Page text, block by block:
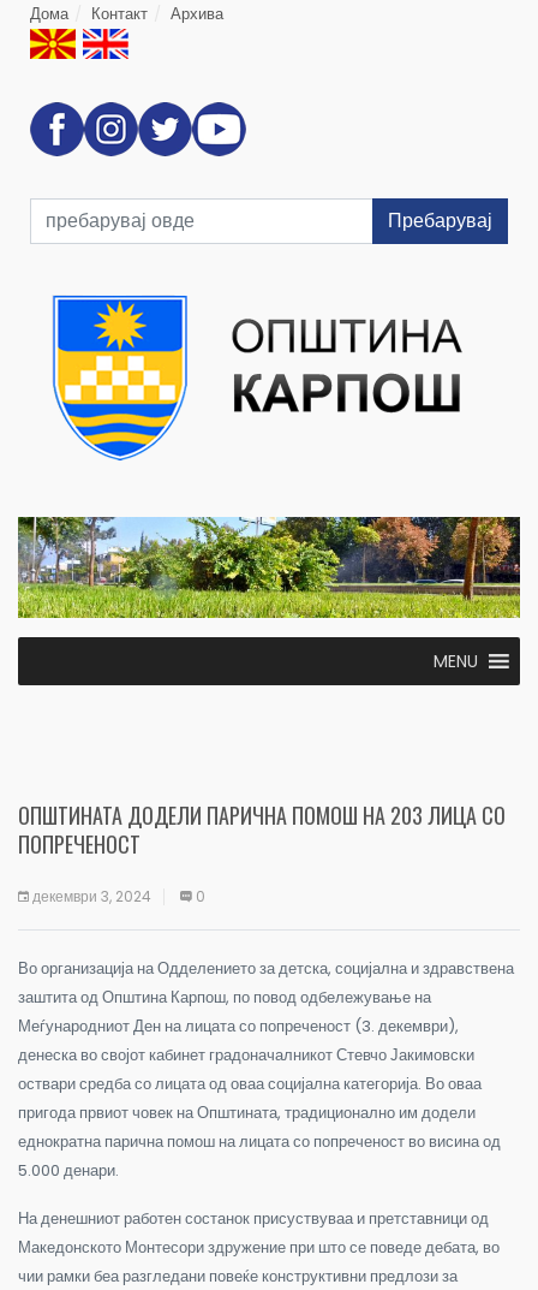
Дома Контакт Архива
Пребарувај
MENU
ОПШТИНАТА ДОДЕЛИ ПАРИЧНА ПОМОШ НА 203 ЛИЦА СО
ПОПРЕЧЕНОСТ
декември 3, 2024 0
Во организација на Одделението за детска, социјална и здравствена
заштита од Општина Карпош, по повод одбележување на
Меѓународниот Ден на лицата со попреченост (3. декември),
денеска во својот кабинет градоначалникот Стевчо Јакимовски
оствари средба со лицата од оваа социјална категорија. Во оваа
пригода првиот човек на Општината, традиционално им додели
еднократна парична помош на лицата со попреченост во висина од
5.000 денари.
На денешниот работен состанок присуствуваа и претставници од
Македонското Монтесори здружение при што се поведе дебата, во
чии рамки беа разгледани повеќе конструктивни предлози за